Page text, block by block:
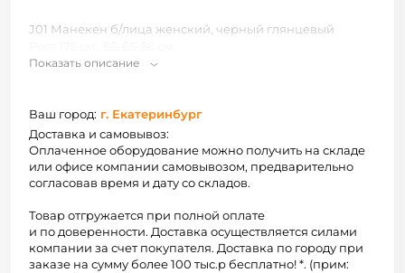
J01 Манекен б/лица женский, черный глянцевый
Показать описание
Ваш город: г. Екатеринбург
Доставка и самовывоз:
Оплаченное оборудование можно получить на складе
или офисе компании самовывозом, предварительно
согласовав время и дату со складов.
Товар отгружается при полной оплате
и по доверенности. Доставка осуществляется силами
компании за счет покупателя. Доставка по городу при
заказе на сумму более 100 тыс.р бесплатно! *. (прим: